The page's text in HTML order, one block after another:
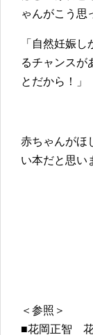
ゃんがこう思
「自然妊娠
るチャンスが
とだから！」
赤ちゃんがほ
い本だと思い
＜参照＞
■花岡正智